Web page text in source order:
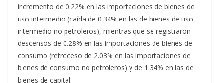
incremento de 0.22% en las importaciones de bienes de
uso intermedio (caída de 0.34% en las de bienes de uso
intermedio no petroleros), mientras que se registraron
descensos de 0.28% en las importaciones de bienes de
consumo (retroceso de 2.03% en las importaciones de
bienes de consumo no petroleros) y de 1.34% en las de
bienes de capital.